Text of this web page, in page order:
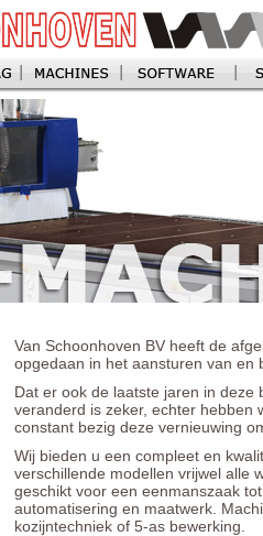
Van Schoonhoven BV heeft de
opgedaan in het aansturen van en
Dat er ook de laatste jaren in deze
veranderd is zeker, echter hebben
constant bezig deze vernieuwing
Wij bieden u een compleet en
verschillende modellen vrijwel alle
geschikt voor een eenmanszaak
automatisering en maatwerk.
kozijntechniek of 5-as bewerking.